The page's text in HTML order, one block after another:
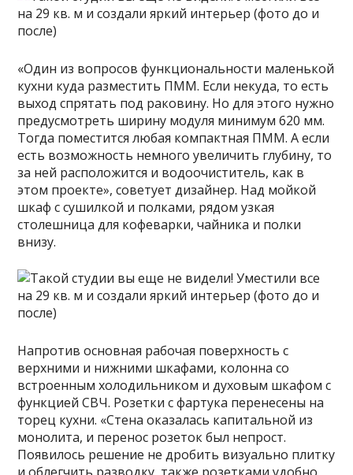
«Один из вопросов функциональности маленькой
кухни куда разместить ПММ. Если некуда, то есть
выход спрятать под раковину. Но для этого нужно
предусмотреть ширину модуля минимум 620 мм.
Тогда поместится любая компактная ПММ. А если
есть возможность немного увеличить глубину, то
за ней расположится и водоочиститель, как в
этом проекте», советует дизайнер. Над мойкой
шкаф с сушилкой и полками, рядом узкая
столешница для кофеварки, чайника и полки
внизу.
Напротив основная рабочая поверхность с
верхними и нижними шкафами, колонна со
встроенным холодильником и духовым шкафом с
функцией СВЧ. Розетки с фартука перенесены на
торец кухни. «Стена оказалась капитальной из
монолита, и перенос розеток был непрост.
Появилось решение не дробить визуально плитку